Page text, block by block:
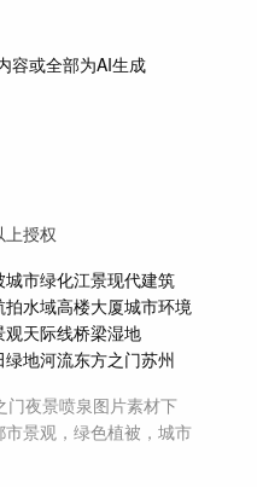
容或全部为AI生成
上授权
城市绿化江景现代建筑
拍水域高楼大厦城市环境
观天际线桥梁湿地
绿地河流东方之门苏州
门夜景喷泉图片素材下
景观，绿色植被，城市